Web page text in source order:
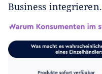
Business integrieren.